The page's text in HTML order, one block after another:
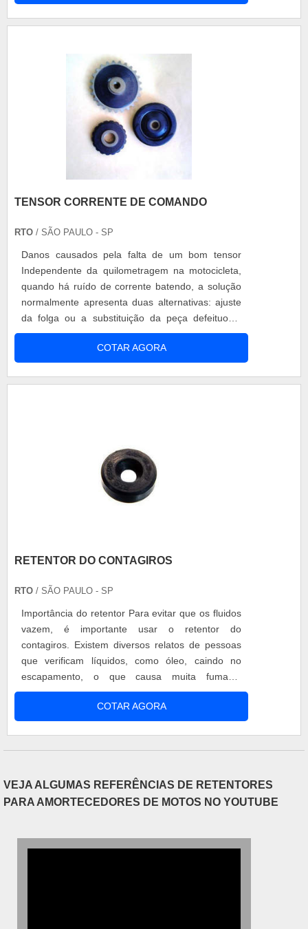
atuar mantendo-a sempre justa. Vantagens da
TENSOR CORRENTE DE COMANDO
RTO / SÃO PAULO - SP
Danos causados pela falta de um bom tensor
Independente da quilometragem na motocicleta,
quando há ruído de corrente batendo, a solução
normalmente apresenta duas alternativas: ajuste
da folga ou a substituição da peça defeituosa.
Mesmo em motocicletas novas com baixa
quilometragem, o tensor pode ser o responsável
pela falta de ajuste que provocará o ruído na
COTAR AGORA
RETENTOR DO CONTAGIROS
RTO / SÃO PAULO - SP
Importância do retentor Para evitar que os fluidos
vazem, é importante usar o retentor do
contagiros. Existem diversos relatos de pessoas
que verificam líquidos, como óleo, caindo no
escapamento, o que causa muita fumaça.
Normalmente, a causa é a necessidade da troca
do retentor, que pode estar desgastado,
permitindo a passagem do fluido. Empresa
COTAR AGORA
VEJA ALGUMAS REFERÊNCIAS DE RETENTORES
PARA AMORTECEDORES DE MOTOS NO YOUTUBE